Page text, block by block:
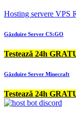
Hosting servere VPS
Găzduire Server CS:GO
Testează 24h
Găzduire Server Minecraft
Testează 24h